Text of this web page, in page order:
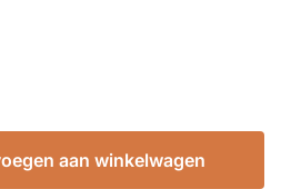
aan winkelwagen